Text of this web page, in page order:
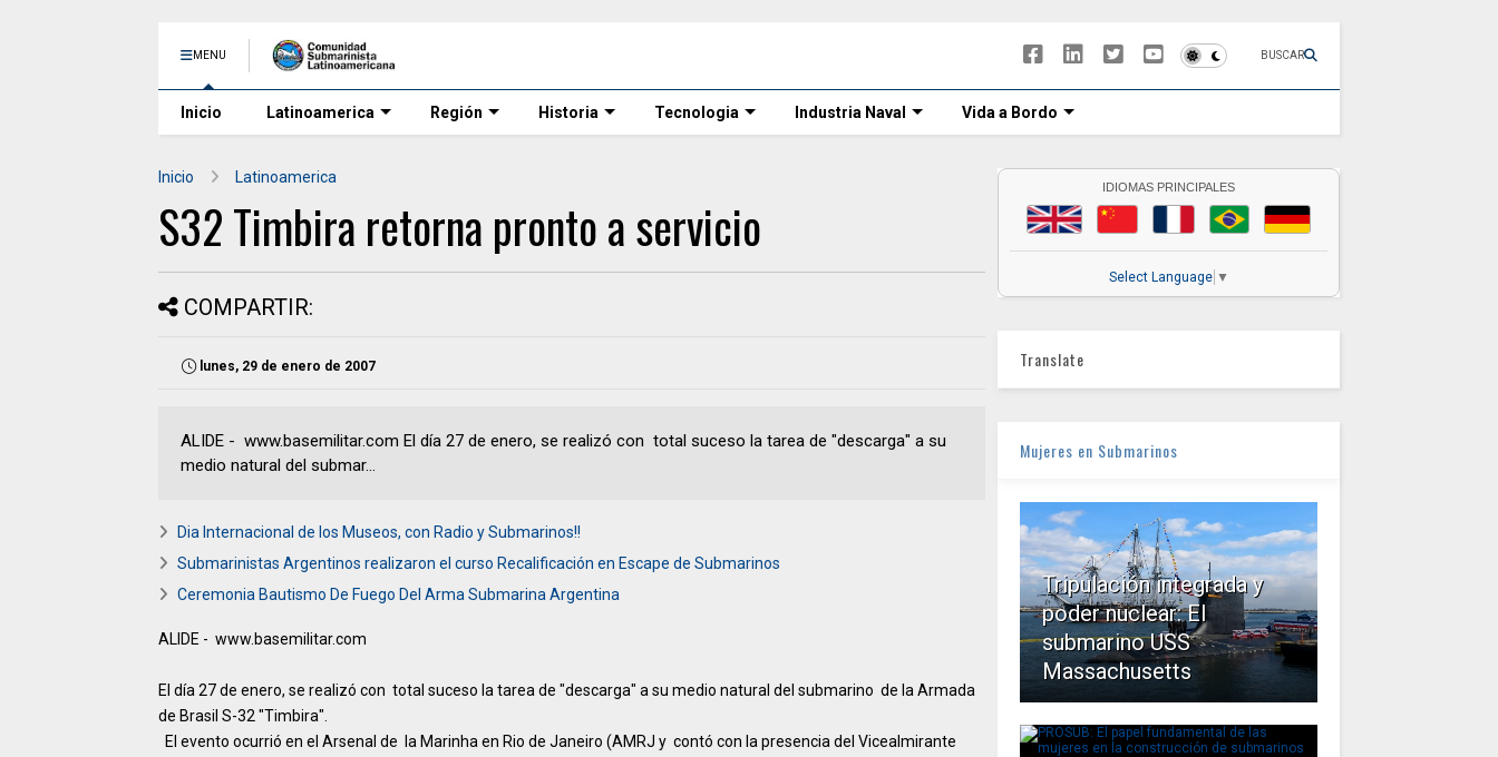
MENU BUSCAR
Inicio Latinoamerica Región Historia Tecnologia Industria Naval Vida a Bordo
Inicio Latinoamerica
S32 Timbira retorna pronto a servicio
COMPARTIR:
lunes, 29 de enero de 2007
ALIDE - www.basemilitar.com El día 27 de enero, se realizó con total suceso la tarea de "descarga" a su
medio natural del submar...
Dia Internacional de los Museos, con Radio y Submarinos!!
Submarinistas Argentinos realizaron el curso Recalificación en Escape de Submarinos
Ceremonia Bautismo De Fuego Del Arma Submarina Argentina
ALIDE - www.basemilitar.com
El día 27 de enero, se realizó con total suceso la tarea de "descarga" a su medio natural del submarino de la Armada
de Brasil S-32 "Timbira".
El evento ocurrió en el Arsenal de la Marinha en Rio de Janeiro (AMRJ y contó con la presencia del Vicealmirante
IDIOMAS PRINCIPALES
Select Language ▼
Translate
Mujeres en Submarinos
Tripulación integrada y
poder nuclear: El
submarino USS
Massachusetts